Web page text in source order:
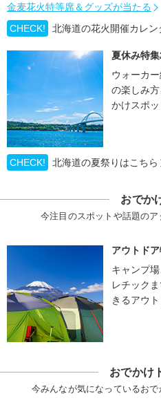
金麦花火特等席＆グッズが当たる
CHECK!
北海道の花火開催カレン
夏休み特集
ウォーカ
の楽しみ
かけスポ
CHECK! 北海道の夏祭りはこちら
おでか
今注目のスポットや話題の
アウトド
キャンプ
レチック
きるアウ
おでかけ
今みんなが気になっているお